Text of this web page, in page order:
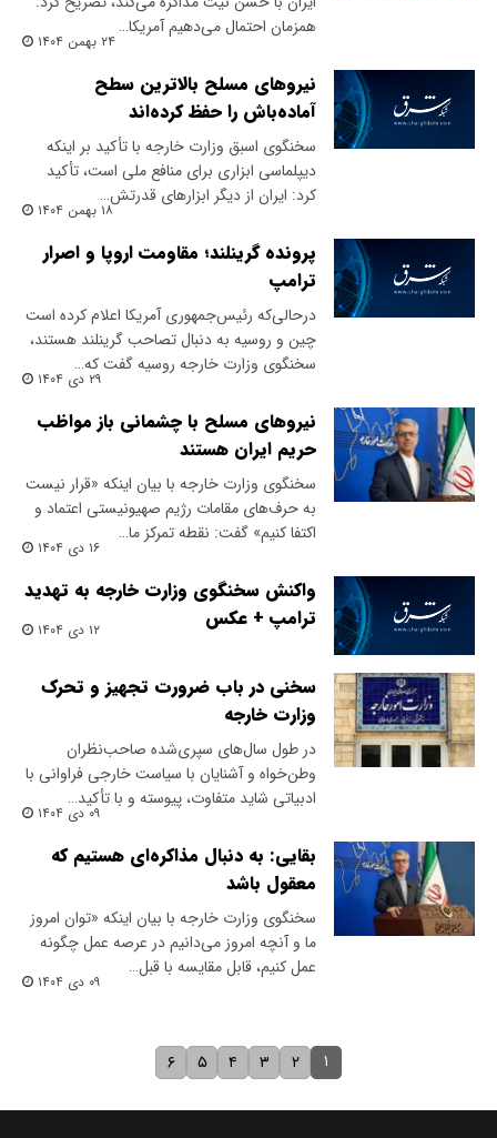
همزمان احتمال می‌دهیم آمریکا…
۲۴ بهمن ۱۴۰۴
نیروهای مسلح بالاترین سطح
آماده‌باش را حفظ کرده‌اند
سخنگوی اسبق وزارت خارجه با تأکید بر اینکه
دیپلماسی ابزاری برای منافع ملی است، تأکید
کرد: ایران از دیگر ابزارهای قدرتش…
۱۸ بهمن ۱۴۰۴
پرونده گرینلند؛ مقاومت اروپا و اصرار
ترامپ
درحالی‌که رئیس‌جمهوری آمریکا اعلام کرده است
چین و روسیه به دنبال تصاحب گرینلند هستند،
سخنگوی وزارت خارجه روسیه گفت که…
۲۹ دی ۱۴۰۴
نیروهای مسلح با چشمانی باز مواظب
حریم ایران هستند
سخنگوی وزارت خارجه با بیان اینکه «قرار نیست
به حرف‌های مقامات رژیم صهیونیستی اعتماد و
اکتفا کنیم» گفت: نقطه تمرکز ما…
۱۶ دی ۱۴۰۴
واکنش سخنگوی وزارت خارجه به تهدید
ترامپ + عکس
۱۲ دی ۱۴۰۴
سخنی در باب ضرورت تجهیز و تحرک
وزارت خارجه
در طول سال‌های سپری‌شده صاحب‌نظران
وطن‌خواه و آشنایان با سیاست خارجی فراوانی با
ادبیاتی شاید متفاوت، پیوسته و با تأکید…
۰۹ دی ۱۴۰۴
بقایی: به دنبال مذاکره‌ای هستیم که
معقول باشد
سخنگوی وزارت خارجه با بیان اینکه «توان امروز
ما و آنچه امروز می‌دانیم در عرصه عمل چگونه
عمل کنیم، قابل مقایسه با قبل…
۰۹ دی ۱۴۰۴
۱ ۲ ۳ ۴ ۵ ۶